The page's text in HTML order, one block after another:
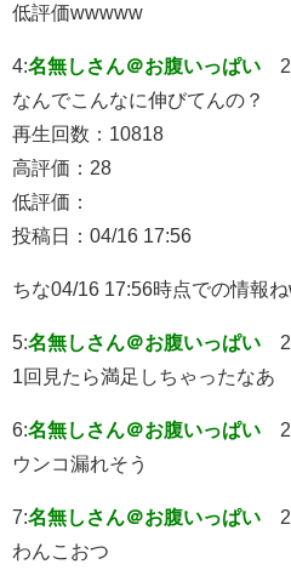
低評価wwwww
4:名無しさん＠お腹いっぱい
なんでこんなに伸びてんの？
再生回数：10818
高評価：28
低評価：
投稿日：04/16 17:56
ちな04/16 17:56時点での情報
5:名無しさん＠お腹いっぱい
1回見たら満足しちゃったなあ
6:名無しさん＠お腹いっぱい
ウンコ漏れそう
7:名無しさん＠お腹いっぱい
わんこおつ